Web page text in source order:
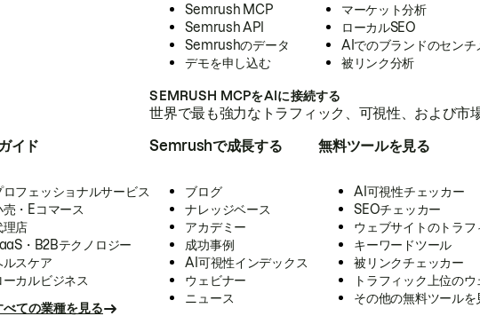
Semrush MCP
Semrush API
Semrushのデータ
デモを申し込む
マーケット分析
ローカルSEO
AIでのブランドのセンチ
被リンク分析
SEMRUSH MCPをAIに接続する
世界で最も強力なトラフィック、可視性、および
イド
ロフェッショナルサービス
売・Eコマース
理店
・B2Bテクノロジー
ルスケア
ーカルビジネス
べての業種を見る
Semrushで成長する
ブログ
ナレッジベース
アカデミー
成功事例
AI可視性インデックス
ウェビナー
ニュース
無料ツールを見る
AI可視性チェッカー
SEOチェッカー
ウェブサイトのトラ
キーワードツール
被リンクチェッカー
トラフィック上位の
その他の無料ツールを